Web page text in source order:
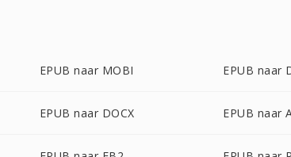
EPUB naar MOBI EPUB naar
EPUB naar DOCX EPUB naar